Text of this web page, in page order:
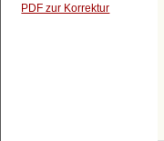
PDF zur Korrektur